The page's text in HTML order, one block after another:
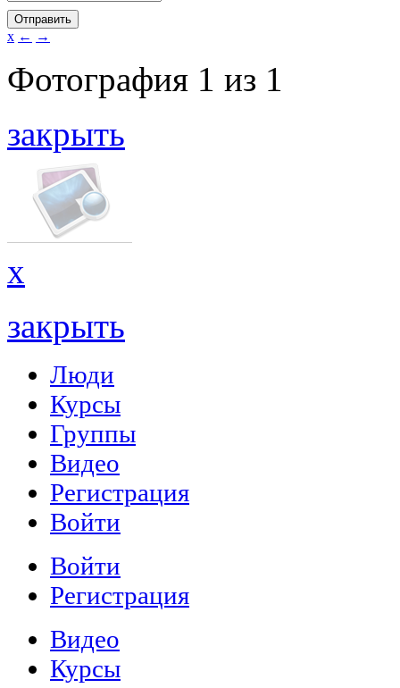
Отправить
x ← →
Фотография 1 из 1
закрыть
x
закрыть